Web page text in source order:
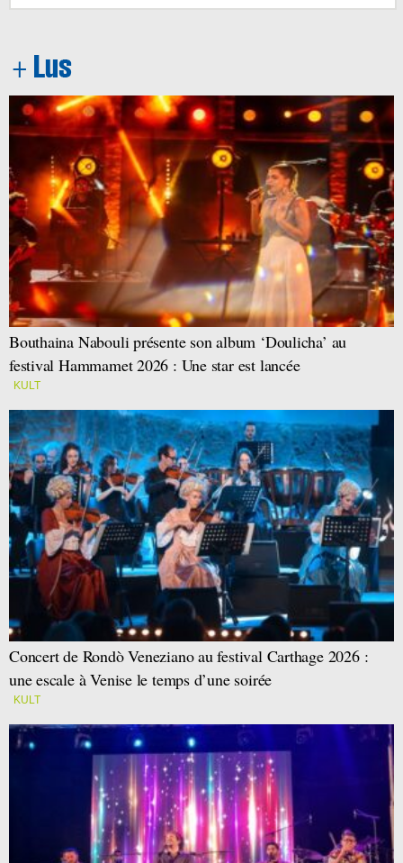
Bouthaina Nabouli présente son album ‘Doulicha’ au
festival Hammamet 2026 : Une star est lancée
KULT
Concert de Rondò Veneziano au festival Carthage 2026 :
une escale à Venise le temps d’une soirée
KULT